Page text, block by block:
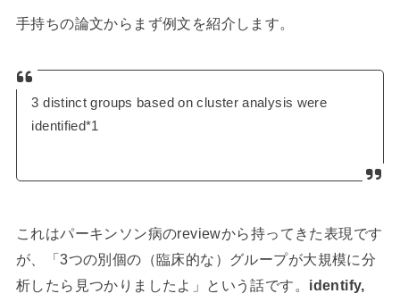
手持ちの論文からまず例文を紹介します。
3 distinct groups based on cluster analysis were
identified*1
これはパーキンソン病のreviewから持ってきた表現です
が、「3つの別個の（臨床的な）グループが大規模に分
析したら見つかりましたよ」という話です。 identify,